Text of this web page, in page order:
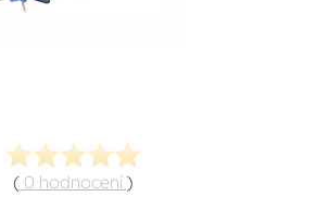
( 0 hodnocení )